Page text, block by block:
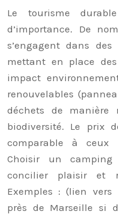
Le tourisme
d’importance. De
s’engagent dans des
mettant en place
impact
renouvelables
déchets de manière
biodiversité. Le prix
comparable à ceux
Choisir un camping
concilier plaisir et
Exemples : (lien vers
près de Marseille si